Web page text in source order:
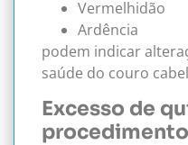
Vermelhidão
Ardência
podem indicar
saúde do couro
Excesso de